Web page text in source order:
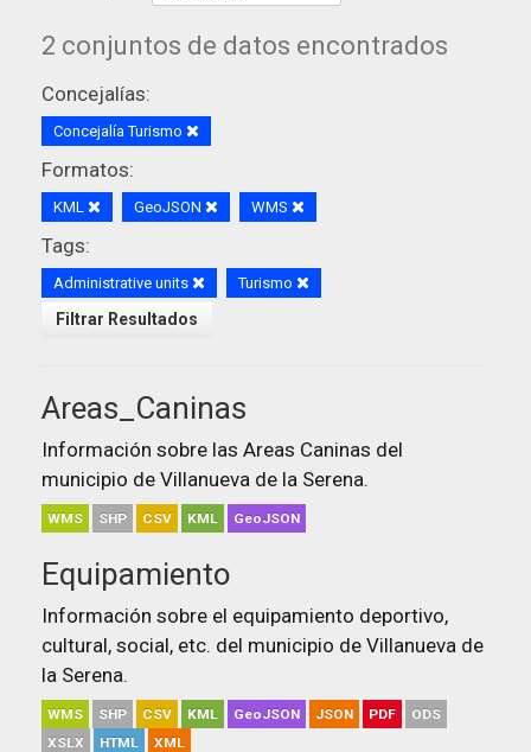
2 conjuntos de datos encontrados
Concejalías:
Concejalía Turismo
Formatos:
KML GeoJSON WMS
Tags:
Administrative units Turismo
Filtrar Resultados
Areas_Caninas
Información sobre las Areas Caninas del
municipio de Villanueva de la Serena.
WMS SHP CSV KML GeoJSON
Equipamiento
Información sobre el equipamiento deportivo,
cultural, social, etc. del municipio de Villanueva de
la Serena.
WMS SHP CSV KML GeoJSON JSON PDF
ODS
XSLX
HTML XML